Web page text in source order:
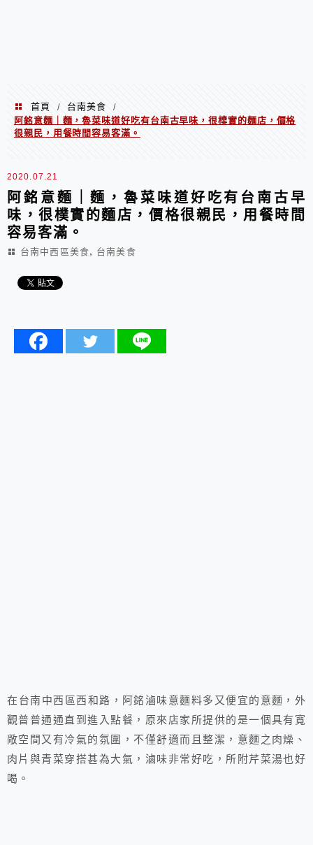
首頁 / 台南美食
/
阿銘意麵｜麵，魯菜味道好吃有台南古早味，很樸實的麵店，價格
很親民，用餐時間容易客滿。
2020.07.21
阿銘意麵｜麵，魯菜味道好吃有台南古早
味，很樸實的麵店，價格很親民，用餐時間
容易客滿。
台南中西區美食, 台南美食
在台南中西區西和路，阿銘滷味意麵料多又便宜的意麵，外
觀普普通通直到進入點餐，原來店家所提供的是一個具有寬
敞空間又有冷氣的氛圍，不僅舒適而且整潔，意麵之肉燥、
肉片與青菜穿搭甚為大氣，滷味非常好吃，所附芹菜湯也好
喝。